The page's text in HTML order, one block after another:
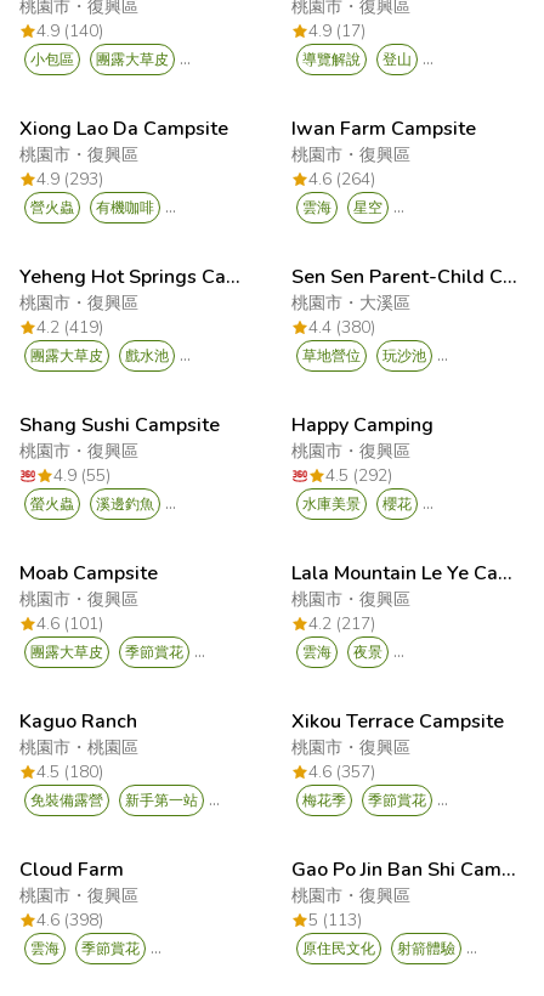
桃園市 ・ 復興區
4.9 (140)
小包區 團露大草皮 ...
桃園市 ・ 復興區
4.9 (17)
導覽解說 登山 ...
Xiong Lao Da Campsite
桃園市 ・ 復興區
4.9 (293)
營火蟲 有機咖啡 ...
Iwan Farm Campsite
桃園市 ・ 復興區
4.6 (264)
雲海 星空 ...
Yeheng Hot Springs Campsite
桃園市 ・ 復興區
4.2 (419)
團露大草皮 戲水池 ...
Sen Sen Parent-Child Camping Area
桃園市 ・ 大溪區
4.4 (380)
草地營位 玩沙池 ...
Shang Sushi Campsite
桃園市 ・ 復興區
4.9 (55)
螢火蟲 溪邊釣魚 ...
Happy Camping
桃園市 ・ 復興區
4.5 (292)
水庫美景 櫻花 ...
Moab Campsite
桃園市 ・ 復興區
4.6 (101)
團露大草皮 季節賞花 ...
Lala Mountain Le Ye Camping Area
桃園市 ・ 復興區
4.2 (217)
雲海 夜景 ...
Kaguo Ranch
桃園市 ・ 桃園區
4.5 (180)
免裝備露營 新手第一站 ...
Xikou Terrace Campsite
桃園市 ・ 復興區
4.6 (357)
梅花季 季節賞花 ...
Cloud Farm
桃園市 ・ 復興區
4.6 (398)
雲海 季節賞花 ...
Gao Po Jin Ban Shi Campsite
桃園市 ・ 復興區
5 (113)
原住民文化 射箭體驗 ...